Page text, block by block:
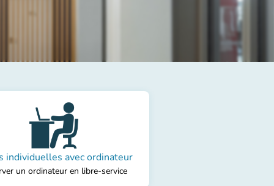
individuelles avec ordinateur
un ordinateur en libre-service